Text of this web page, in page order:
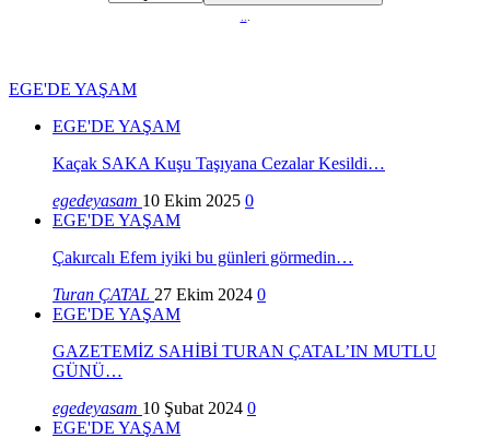
...
EGE'DE YAŞAM
EGE'DE YAŞAM
Kaçak SAKA Kuşu Taşıyana Cezalar Kesildi…
egedeyasam 10 Ekim 2025 0
EGE'DE YAŞAM
Çakırcalı Efem iyiki bu günleri görmedin…
Turan ÇATAL 27 Ekim 2024 0
EGE'DE YAŞAM
GAZETEMİZ SAHİBİ TURAN ÇATAL’IN MUTLU
GÜNÜ…
egedeyasam 10 Şubat 2024 0
EGE'DE YAŞAM